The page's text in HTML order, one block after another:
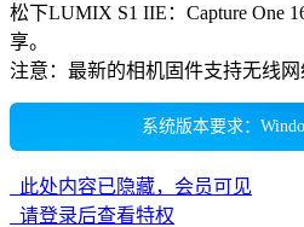
松下LUMIX S1 IIE：Capture One
享。
注意：最新的相机固件支持无线网
系统版本要求：
此处内容已隐藏，会员可见
请登录后查看特权